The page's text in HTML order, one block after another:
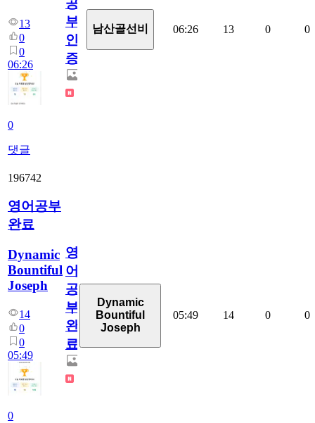
13
0
0
06:26
0
댓글
공
부
인
증
남산골선비 06:26 13 0 0
196742
영어공부
완료
Dynamic
Bountiful
Joseph
14
0
0
05:49
0
영
어
공
부
완
료
Dynamic
Bountiful
Joseph
05:49 14 0 0